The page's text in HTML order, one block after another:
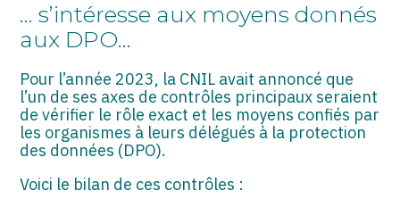
… s’intéresse aux moyens donnés
aux DPO…
Pour l’année 2023, la CNIL avait annoncé que
l’un de ses axes de contrôles principaux seraient
de vérifier le rôle exact et les moyens confiés par
les organismes à leurs délégués à la protection
des données (DPO).
Voici le bilan de ces contrôles :